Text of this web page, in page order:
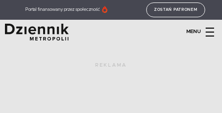
Portal finansowany przez społeczność ZOSTAŃ PATRONEM
MENU
REKLAMA